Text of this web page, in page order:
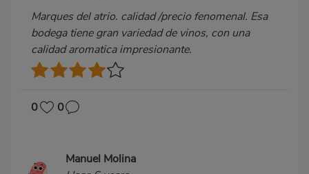
Marques del atrio. calidad /precio fenomenal. Esa
bodega tiene gran variedad de vinos, con una
calidad aromatica impresionante.
0 0
Manuel Molina